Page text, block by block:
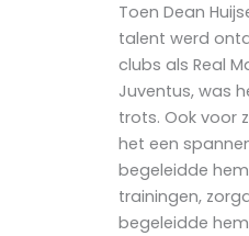
Toen Dean
talent werd
clubs als Real
Juventus, was
trots. Ook voor
het een
begeleidde
trainingen,
begeleidde